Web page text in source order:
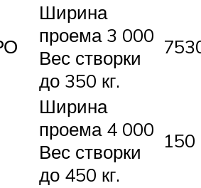
Ширина
проема 3 000
Вес створки
до 350 кг.
Ширина
проема 4 000
Вес створки
до 450 кг.
150